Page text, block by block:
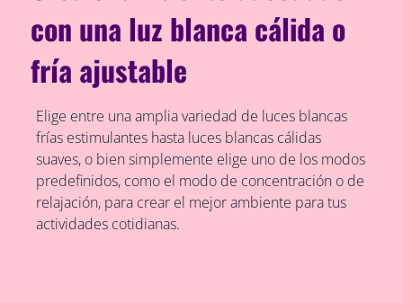
con una luz blanca cálida o
fría ajustable
Elige entre una amplia variedad de luces blancas
frías estimulantes hasta luces blancas cálidas
suaves, o bien simplemente elige uno de los modos
predefinidos, como el modo de concentración o de
relajación, para crear el mejor ambiente para tus
actividades cotidianas.